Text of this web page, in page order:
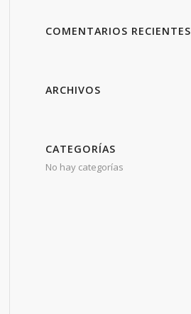
COMENTARIOS RECIENTES
ARCHIVOS
CATEGORÍAS
No hay categorías